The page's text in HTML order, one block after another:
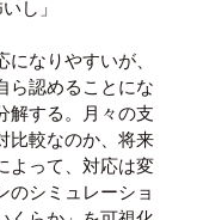
し」
なりやすいが、
ら認めることにな
解する。月々の支
比較なのか、将来
よって、対応は変
のシミュレーショ